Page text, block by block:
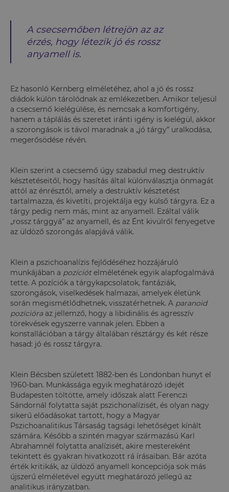
A csecsemőben létrejön az az
érzés, hogy létezik jó és rossz
anyamell is.
Ez hasonló Kernberg elméletéhez, ahol a jó és rossz
diádok külön tárolódnak az emlékezetben. Amikor teljesül
a csecsemő kielégülése, és nemcsak a komfortigény,
hanem a táplálás és szeretet iránti igény is kielégül, akkor
a szorongások is távol maradnak a „jó tárgy” uralkodása,
megerősödése révén.
Klein szerint a csecsemő úgy szabadul meg destruktív
késztetéseitől, hogy hasítás által különválasztja önmagát
attól az énrésztől, amely a destruktív késztetést
tartalmazza, és kivetíti, projektálja egy külső tárgyra. Ez a
tárgy pedig nem más, mint az anyamell. Ezáltal válik
„rossz tárggyá” az anyamell, és az Ént kivülről fenyegetve
az üldöző szorongás alapjává válik.
Klein a pszichoanalízis fejlődéséhez hozzájáruló
munkájában a pozíciót elméletének egyik alapfogalmává
tette. A pozíciók a tárgykapcsolatok, fantáziák,
szorongások, viselkedések halmazai, amelyek életünk
során megismétlődhetnek, visszatérhetnek. A paranoid
pozícióra az jellemző, hogy a libidinális és agresszív
törekvések egyszerre vannak jelen. Ebben a
konstallációban a tárgy általában résztárgy és két része
hasad: jó és rossz tárgyra.
Klein Bécsben született 1882-ben és Londonban hunyt el
1960-ban. Munkássága egyik meghatározó idejét
Budapesten töltötte, amely időszak alatt Ferenczi
Sándornál folytatta saját pszichonalízisét, és olyan nagy
sikerű előadásokat tartott, hogy a Magyar
Pszichoanalitikus Társaság tagsági lehetőséget kínált
számára. Később a szintén magyar származású Karl
Abrahamnél folytatta analízisét, akire mestereként
tekintett és gyakran hivatkozott rá írásaiban. Bár azóta
érték kritikák, az üldöző anyamell koncepciója sok más
újszerű elméletével együtt meghatározó jellegű az
analitikus irányzatban.